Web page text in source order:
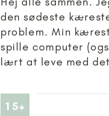
den sødeste
problem. Min
spille computer
lært at leve med
15+